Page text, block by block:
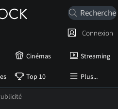
Cinémas Streaming
Top 10 Plus...
Connexion